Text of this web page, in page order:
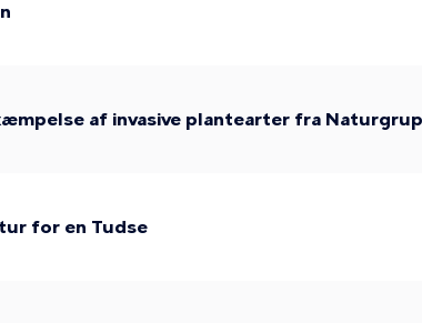
af invasive plantearter fra
for en Tudse